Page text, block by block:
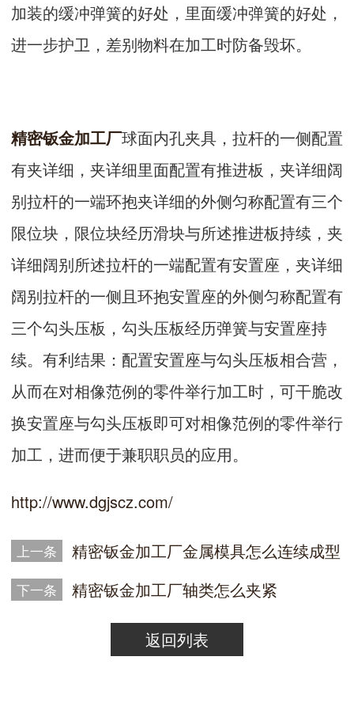
加装的缓冲弹簧的好处，里面缓冲弹簧的好处，
进一步护卫，差别物料在加工时防备毁坏。
精密钣金加工厂球面内孔夹具，拉杆的一侧配置
有夹详细，夹详细里面配置有推进板，夹详细阔
别拉杆的一端环抱夹详细的外侧匀称配置有三个
限位块，限位块经历滑块与所述推进板持续，夹
详细阔别所述拉杆的一端配置有安置座，夹详细
阔别拉杆的一侧且环抱安置座的外侧匀称配置有
三个勾头压板，勾头压板经历弹簧与安置座持
续。有利结果：配置安置座与勾头压板相合营，
从而在对相像范例的零件举行加工时，可干脆改
换安置座与勾头压板即可对相像范例的零件举行
加工，进而便于兼职职员的应用。
http://www.dgjscz.com/
上一条 精密钣金加工厂金属模具怎么连续成型
下一条 精密钣金加工厂​轴类怎么夹紧
返回列表